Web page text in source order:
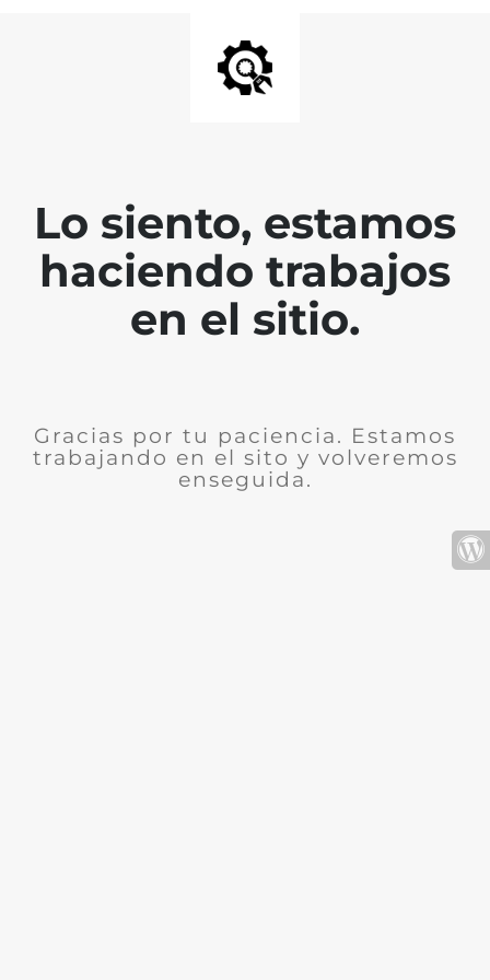
Lo siento, estamos
haciendo trabajos
en el sitio.
Gracias por tu paciencia. Estamos
trabajando en el sito y volveremos
enseguida.